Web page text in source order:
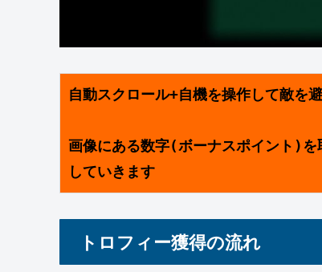
自動スクロール+自機を操作して敵を
画像にある数字(ボーナスポイント)を
していきます
トロフィー獲得の流れ